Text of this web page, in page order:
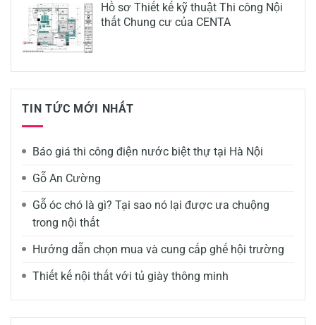
Hồ sơ Thiết kế kỹ thuật Thi công Nội
thất Chung cư của CENTA
TIN TỨC MỚI NHẤT
Báo giá thi công điện nước biệt thự tại Hà Nội
Gỗ An Cường
Gỗ óc chó là gì? Tại sao nó lại được ưa chuộng
trong nội thất
Hướng dẫn chọn mua và cung cấp ghế hội trường
Thiết kế nội thất với tủ giày thông minh